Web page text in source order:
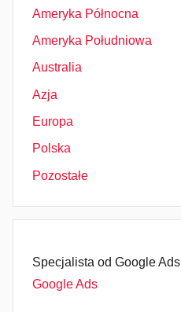
Ameryka Północna
Ameryka Południowa
Australia
Azja
Europa
Polska
Pozostałe
Specjalista od Google Ads
Google Ads